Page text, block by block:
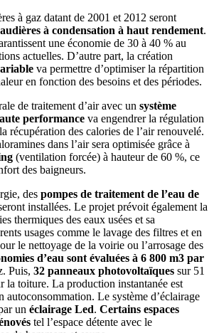
à gaz datant de 2001 et 2012 seront
à condensation à haut rendement.
une économie de 30 à 40 % au
actuelles. D’autre part, la création
va permettre d’optimiser la répartition
en fonction des besoins et des périodes.
de traitement d’air avec un système
performance va engendrer la régulation
récupération des calories de l’air renouvelé.
dans l’air sera optimisée grâce à
(ventilation forcée) à hauteur de 60 %, ce
des baigneurs.
des pompes de traitement de l’eau de
installées. Le projet prévoit également la
thermiques des eaux usées et sa
usages comme le lavage des filtres et en
le nettoyage de la voirie ou l’arrosage des
d’eau sont évaluées à 6 800 m3 par
Puis, 32 panneaux photovoltaïques sur 51
la toiture. La production instantanée est
autoconsommation. Le système d’éclairage
un éclairage Led. Certains espaces
tel l’espace détente avec le